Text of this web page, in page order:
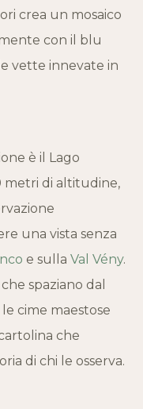
crea un mosaico
con il blu
vette innevate in
è il Lago
metri di altitudine,
una vista senza
e sulla Val Vény.
spaziano dal
cime maestose
che
di chi le osserva.